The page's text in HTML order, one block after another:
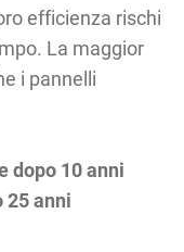
efficienza rischi
La maggior
i pannelli
dopo 10 anni
25 anni